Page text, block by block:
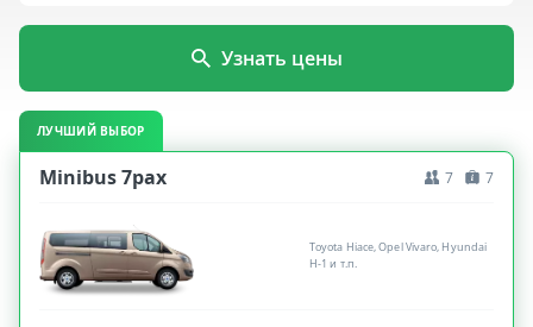
Узнать цены
ЛУЧШИЙ ВЫБОР
Minibus 7pax 7 7
Toyota Hiace, Opel Vivaro, Hyundai
H-1 и т.п.